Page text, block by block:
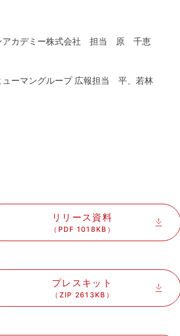
アカデミー株式会社 担当 原 千恵
ーマングループ 広報担当 平、若林
リリース資料
（PDF 1018KB）
プレスキット
（ZIP 2613KB）